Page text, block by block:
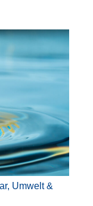
, Umwelt &